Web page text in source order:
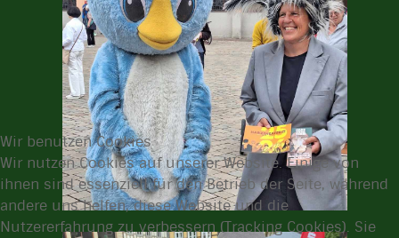
Wir benutzen Cookies
Wir nutzen Cookies auf unserer Website. Einige von
ihnen sind essenziell für den Betrieb der Seite, während
andere uns helfen, diese Website und die
Nutzererfahrung zu verbessern (Tracking Cookies). Sie